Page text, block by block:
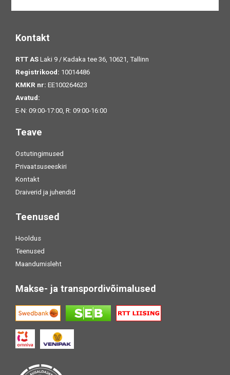
Kontakt
RTT AS Laki 9 / Kadaka tee 36, 10621, Tallinn
Registrikood: 10014486
KMKR nr: EE100264623
Avatud:
E-N: 09:00-17:00, R: 09:00-16:00
Teave
Ostutingimused
Privaatsuseeskiri
Kontakt
Draiverid ja juhendid
Teenused
Hooldus
Teenused
Maandumisleht
Makse- ja transpordivõimalused